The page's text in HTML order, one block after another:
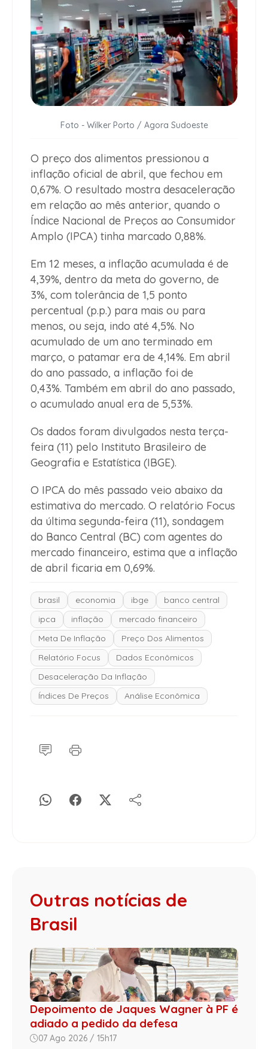
Foto - Wilker Porto / Agora Sudoeste
O preço dos alimentos pressionou a
inflação oficial de abril, que fechou em
0,67%. O resultado mostra desaceleração
em relação ao mês anterior, quando o
Índice Nacional de Preços ao Consumidor
Amplo (IPCA) tinha marcado 0,88%.
Em 12 meses, a inflação acumulada é de
4,39%, dentro da meta do governo, de
3%, com tolerância de 1,5 ponto
percentual (p.p.) para mais ou para
menos, ou seja, indo até 4,5%. No
acumulado de um ano terminado em
março, o patamar era de 4,14%. Em abril
do ano passado, a inflação foi de
0,43%. Também em abril do ano passado,
o acumulado anual era de 5,53%.
Os dados foram divulgados nesta terça-
feira (11) pelo Instituto Brasileiro de
Geografia e Estatística (IBGE).
O IPCA do mês passado veio abaixo da
estimativa do mercado. O relatório Focus
da última segunda-feira (11), sondagem
do Banco Central (BC) com agentes do
mercado financeiro, estima que a inflação
de abril ficaria em 0,69%.
brasil economia ibge
banco central
ipca
inflação
mercado financeiro
Meta De Inflação
Preço Dos Alimentos
Relatório Focus
Dados Econômicos
Desaceleração Da Inflação
Índices De Preços
Análise Econômica
Outras notícias de
Brasil
Depoimento de Jaques Wagner à PF é
adiado a pedido da defesa
07 Ago 2026 / 15h17